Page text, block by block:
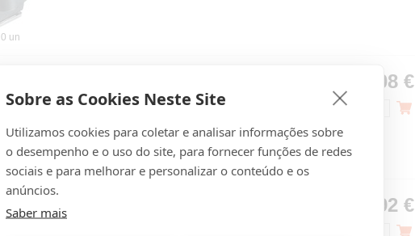
Sobre as Cookies Neste Site
Utilizamos cookies para coletar e analisar informações sobre
o desempenho e o uso do site, para fornecer funções de redes
sociais e para melhorar e personalizar o conteúdo e os
anúncios.
Saber mais
0 un
Referência: X1RC
Marca: Godox |
filtrar
44,08 €
41,92 €